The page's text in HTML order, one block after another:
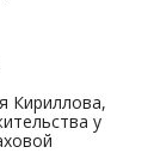
Кириллова,
у